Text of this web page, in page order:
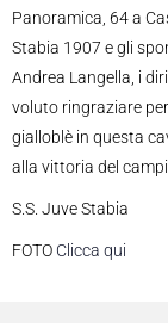
Panoramica, 64 a
Stabia 1907 e gli
Andrea Langella, i
voluto ringraziare
gialloblè in questa
alla vittoria del
S.S. Juve Stabia
FOTO Clicca qui